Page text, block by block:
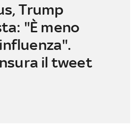
Trump
"È meno
il tweet